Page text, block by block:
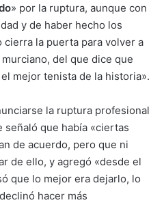
» por la ruptura, aunque con
y de haber hecho los
la puerta para volver a
del que dice que
mejor tenista de la historia».
la ruptura profesional
que había «ciertas
de acuerdo, pero que ni
de ello, y agregó «desde el
que lo mejor era dejarlo, lo
hacer más